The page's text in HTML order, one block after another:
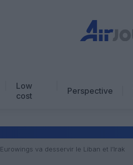
Low
cost
Perspective
Eurowings va desservir le Liban et l’Irak